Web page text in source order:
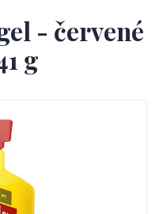
- červené
g